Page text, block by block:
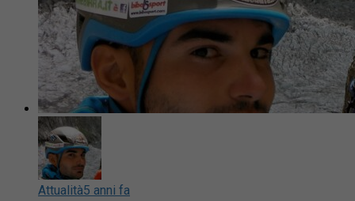
Attualità5 anni fa